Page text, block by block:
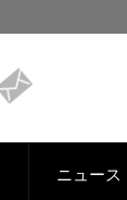
ニュース